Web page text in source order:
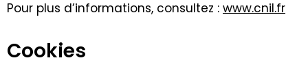
Pour plus d’informations, consultez : www.cnil.fr
Cookies